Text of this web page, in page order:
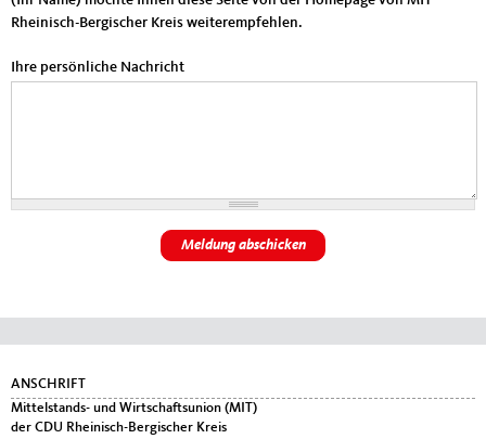
Rheinisch-Bergischer Kreis weiterempfehlen.
Ihre persönliche Nachricht
Fußbereich
ANSCHRIFT
Mittelstands- und Wirtschaftsunion (MIT)
der CDU Rheinisch-Bergischer Kreis